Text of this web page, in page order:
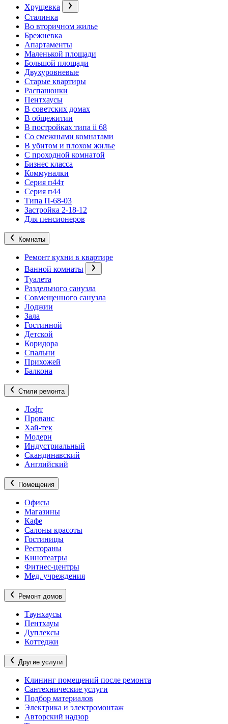
Хрущевка
Сталинка
Во вторичном жилье
Брежневка
Апартаменты
Маленькой площади
Большой площади
Двухуровневые
Старые квартиры
Распашонки
Пентхаусы
В советских домах
В общежитии
В постройках типа ii 68
Со смежными комнатами
В убитом и плохом жилье
С проходной комнатой
Бизнес класса
Коммуналки
Серия п44т
Серия п44
Типа П-68-03
Застройка 2-18-12
Для пенсионеров
Комнаты
Ремонт кухни в квартире
Ванной комнаты
Туалета
Раздельного санузла
Совмещенного санузла
Лоджии
Зала
Гостинной
Детской
Коридора
Спальни
Прихожей
Балкона
Стили ремонта
Лофт
Прованс
Хай-тек
Модерн
Индустриальный
Скандинавский
Английский
Помещения
Офисы
Магазины
Кафе
Салоны красоты
Гостиницы
Рестораны
Кинотеатры
Фитнес-центры
Мед. учреждения
Ремонт домов
Таунхаусы
Пентхауы
Дуплексы
Коттеджи
Другие услуги
Клининг помещений после ремонта
Сантехнические услуги
Подбор материалов
Электрика и электромонтаж
Авторский надзор